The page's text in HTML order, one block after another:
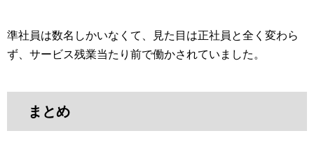
準社員は数名しかいなくて、見た目は正社員と全く変わら
ず、サービス残業当たり前で働かされていました。
まとめ